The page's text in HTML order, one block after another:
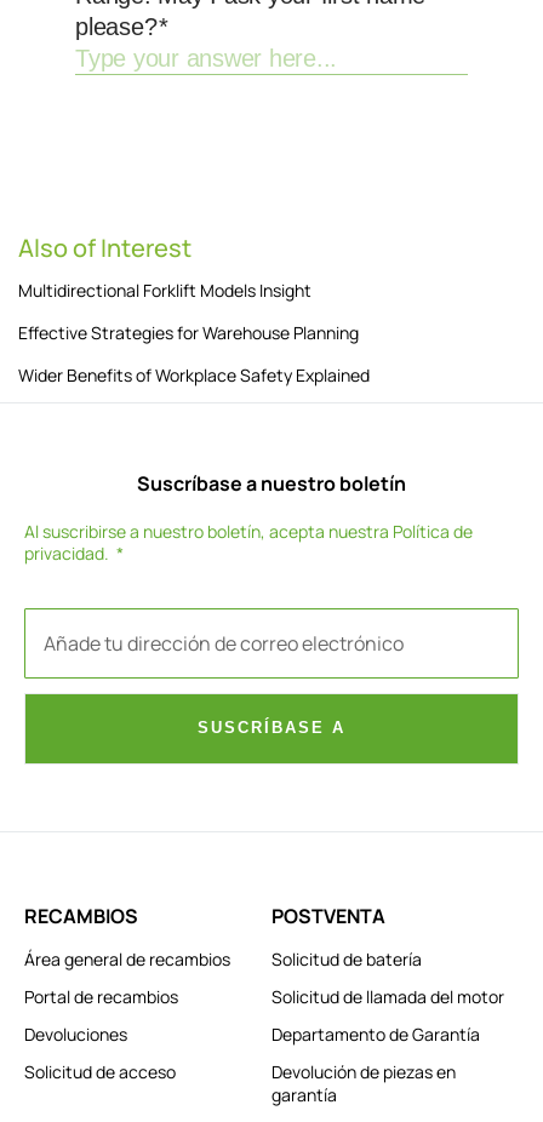
Also of Interest
Multidirectional Forklift Models Insight
Effective Strategies for Warehouse Planning
Wider Benefits of Workplace Safety Explained
Suscríbase a nuestro boletín
Al suscribirse a nuestro boletín, acepta nuestra Política de
privacidad.
SUSCRÍBASE A
RECAMBIOS
Área general de recambios
Portal de recambios
Devoluciones
Solicitud de acceso
POSTVENTA
Solicitud de batería
Solicitud de llamada del motor
Departamento de Garantía
Devolución de piezas en
garantía